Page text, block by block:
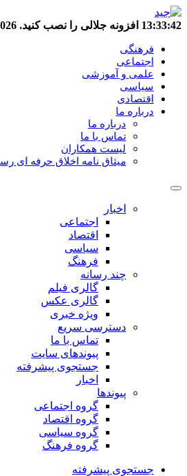
13:33:42 افزونه جلالی را نصب کنید.
فرهنگی
اجتماعی
علمی و آموزشی
سیاسی
اقتصادی
درباره ما
درباره ما
تماس با ما
لیست همکاران
میثاق نامه اخلاق حرفه ای
اخبار
اجتماعی
اقتصاد
سیاسی
فرهنگ
چند رسانه
گالری فیلم
گالری عکس
ویژه خبری
دسترسی سریع
تماس با ما
پیوندهای سایت
جستجوی پیشرفته
اخبار
پیوندها
گروه اجتماعی
گروه اقتصاد
گروه سیاسی
گروه فرهنگ
جستجوی پیشرفته